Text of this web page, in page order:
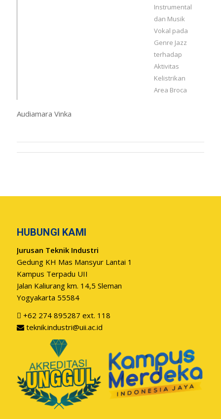
Instrumental
dan Musik
Vokal pada
Genre Jazz
terhadap
Aktivitas
Kelistrikan
Area Broca
Audiamara Vinka
HUBUNGI KAMI
Jurusan Teknik Industri
Gedung KH Mas Mansyur Lantai 1
Kampus Terpadu UII
Jalan Kaliurang km. 14,5 Sleman
Yogyakarta 55584
+62 274 895287 ext. 118
teknik.industri@uii.ac.id